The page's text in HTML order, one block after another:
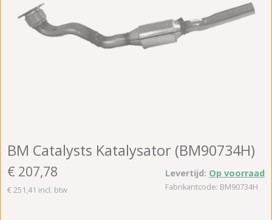
BM Catalysts Katalysator (BM90734H)
€ 207,78
€ 251,41 incl. btw
Levertijd: Op voorraad
Fabrikantcode: BM90734H